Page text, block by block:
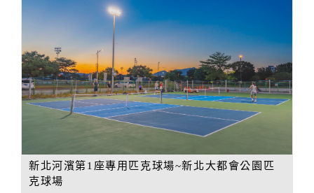
新北河濱第1座專用匹克球場~新北大都會公園匹
克球場